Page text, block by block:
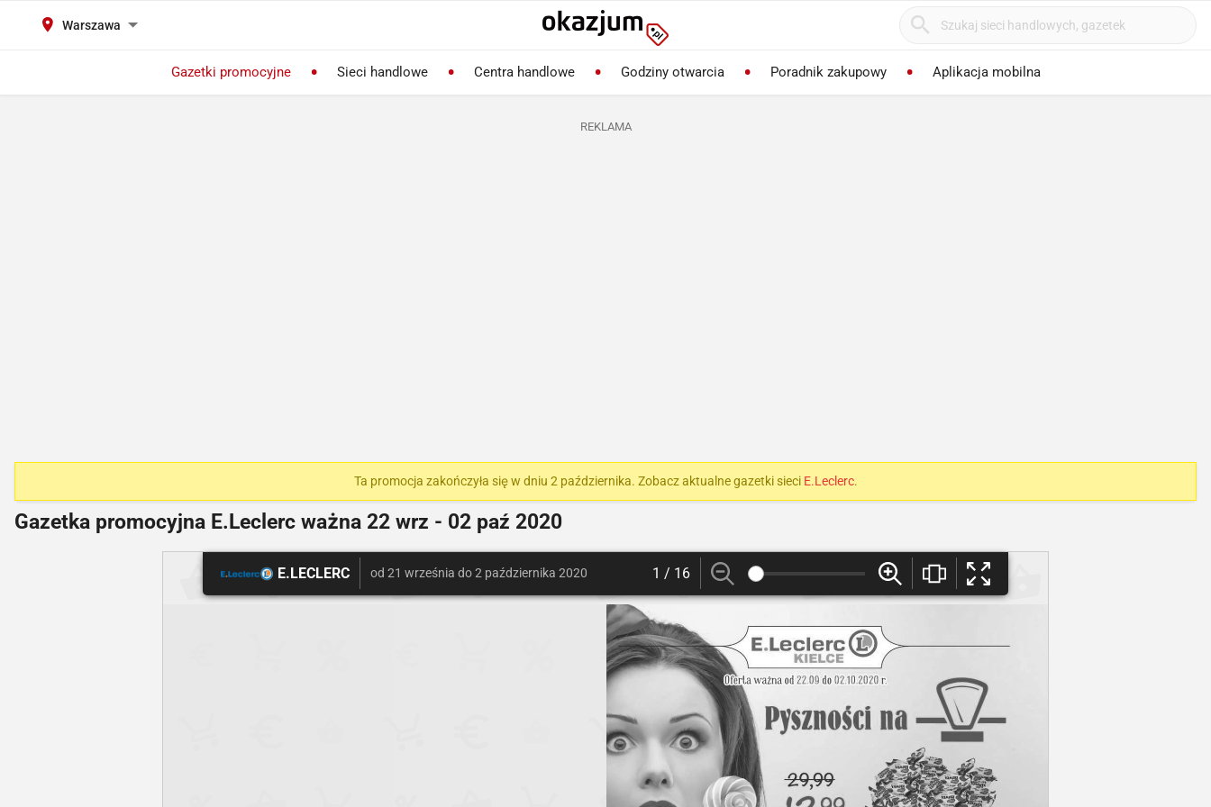
Warszawa
Gazetki promocyjne Sieci handlowe Centra handlowe Godziny otwarcia Poradnik zakupowy Aplikacja mobilna
REKLAMA
Ta promocja zakończyła się w dniu 2 października. Zobacz aktualne gazetki sieci E.Leclerc.
Gazetka promocyjna E.Leclerc ważna 22 wrz - 02 paź 2020
E.LECLERC od 21 września do 2 października 2020 1 / 16